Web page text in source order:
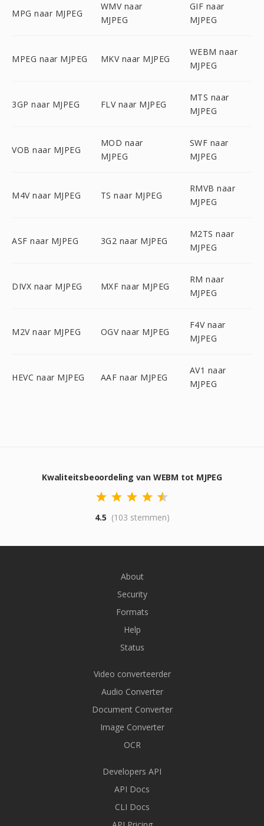
MPG naar MJPEG
WMV naar
MJPEG
GIF naar
MJPEG
MPEG naar MJPEG MKV naar MJPEG
WEBM naar
MJPEG
3GP naar MJPEG FLV naar MJPEG
MTS naar
MJPEG
VOB naar MJPEG
MOD naar
MJPEG
SWF naar
MJPEG
M4V naar MJPEG TS naar MJPEG
RMVB naar
MJPEG
ASF naar MJPEG 3G2 naar MJPEG
M2TS naar
MJPEG
DIVX naar MJPEG MXF naar MJPEG
RM naar
MJPEG
M2V naar MJPEG OGV naar MJPEG
F4V naar
MJPEG
HEVC naar MJPEG AAF naar MJPEG
AV1 naar
MJPEG
Kwaliteitsbeoordeling van WEBM tot MJPEG
4.5 (103 stemmen)
About
Security
Formats
Help
Status
Video converteerder
Audio Converter
Document Converter
Image Converter
OCR
Developers API
API Docs
CLI Docs